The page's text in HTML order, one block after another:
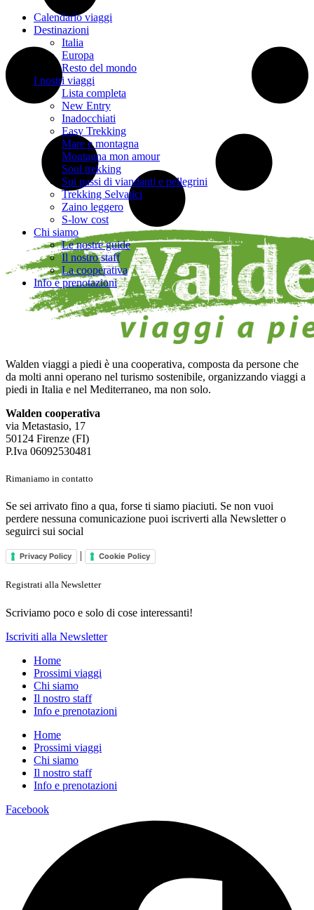
Calendario viaggi
Destinazioni
Italia
Europa
Resto del mondo
I nostri viaggi
Lista completa
New Entry
Inadocchiati
Easy Trekking
Mare e montagna
Montagna mon amour
Soul trekking
Sui passi di viandanti e pellegrini
Trekking Selvatici
Zaino leggero
S-low cost
Chi siamo
Le nostre guide
Il nostro staff
La cooperativa
Info e prenotazioni
Walden viaggi a piedi è una cooperativa, composta da persone che
da molti anni operano nel turismo sostenibile, organizzando viaggi a
piedi in Italia e nel Mediterraneo, ma non solo.
Walden cooperativa
via Metastasio, 17
50124 Firenze (FI)
P.Iva 06092530481
Rimaniamo in contatto
Se sei arrivato fino a qua, forse ti siamo piaciuti. Se non vuoi
perdere nessuna comunicazione puoi iscriverti alla Newsletter o
seguirci sui social
Privacy Policy | Cookie Policy
Registrati alla Newsletter
Scriviamo poco e solo di cose interessanti!
Iscriviti alla Newsletter
Home
Prossimi viaggi
Chi siamo
Il nostro staff
Info e prenotazioni
Home
Prossimi viaggi
Chi siamo
Il nostro staff
Info e prenotazioni
Facebook